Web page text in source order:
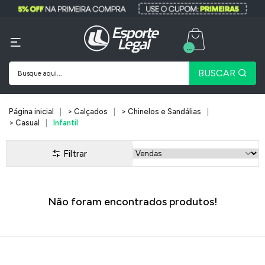
BUSCAR
...
Página inicial > Calçados
> Chinelos e Sandálias
> Casual
Infantil
Filtrar
Não foram encontrados produtos!